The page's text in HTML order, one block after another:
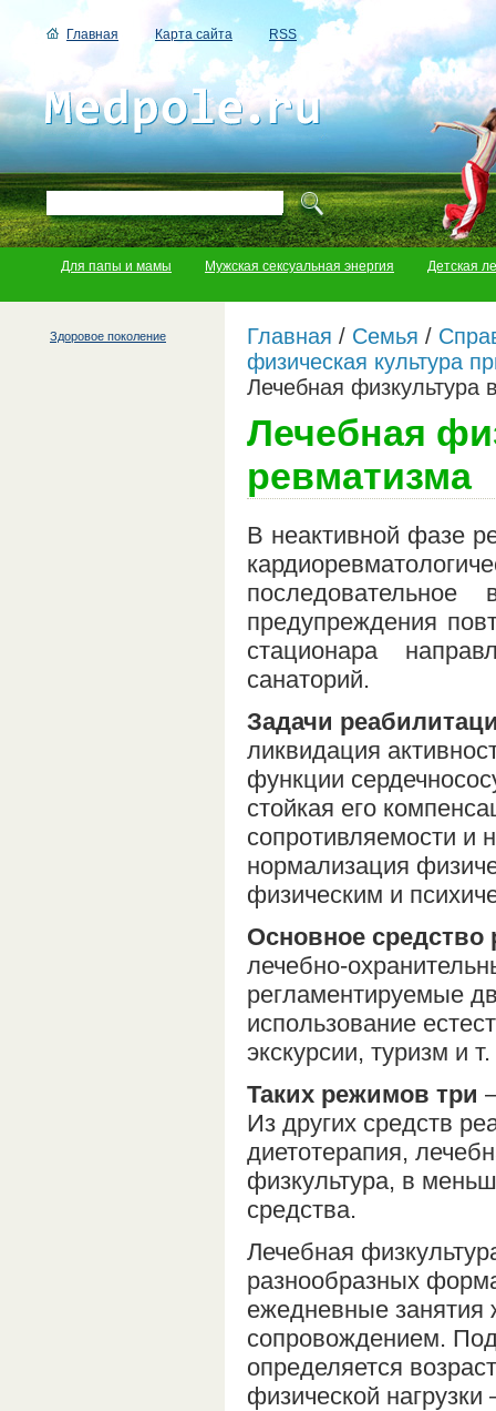
Главная Карта сайта RSS
Для папы и мамы Мужская сексуальная энергия Детская
Здоровое поколение Главная / Семья /
физическая культура
Лечебная физкультура
Лечебная
ревматизма
В неактивной фазе
предупреждения
стационара
санаторий.
Задачи
ликвидация
функции
стойкая его
сопротивляемости и
нормализация
физическим и
Основное средство
лечебно-
регламентируемые
использование
экскурсии, туризм и
Таких режимов три
Из других средств
диетотерапия,
физкультура, в
средства.
Лечебная
разнообразных
ежедневные занятия
сопровождением.
определяется
физической